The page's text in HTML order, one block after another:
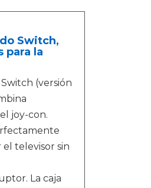
Switch,
para la
(versión
joy-con.
televisor sin
La caja